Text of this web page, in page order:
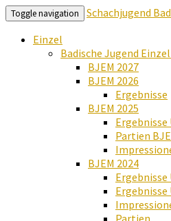
Toggle navigation
Schachjugend
Einzel
Badische Jugend
BJEM 2027
BJEM 2026
Ergebnisse
BJEM 2025
Partien
BJEM 2024
Partien